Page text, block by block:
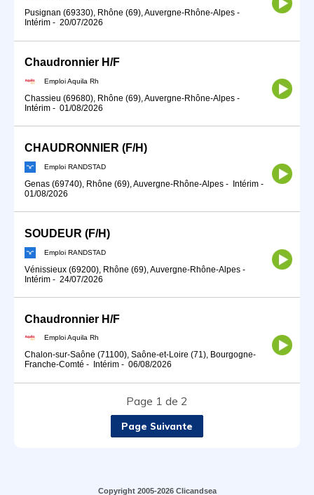
Pusignan (69330), Rhône (69), Auvergne-Rhône-Alpes -
Intérim - 20/07/2026
Chaudronnier H/F
Emploi Aquila Rh
Chassieu (69680), Rhône (69), Auvergne-Rhône-Alpes -
Intérim - 01/08/2026
CHAUDRONNIER (F/H)
Emploi RANDSTAD
Genas (69740), Rhône (69), Auvergne-Rhône-Alpes - Intérim -
01/08/2026
SOUDEUR (F/H)
Emploi RANDSTAD
Vénissieux (69200), Rhône (69), Auvergne-Rhône-Alpes -
Intérim - 24/07/2026
Chaudronnier H/F
Emploi Aquila Rh
Chalon-sur-Saône (71100), Saône-et-Loire (71), Bourgogne-
Franche-Comté - Intérim - 06/08/2026
Page 1 de 2
Page Suivante
Copyright 2005-2026 Clicandsea